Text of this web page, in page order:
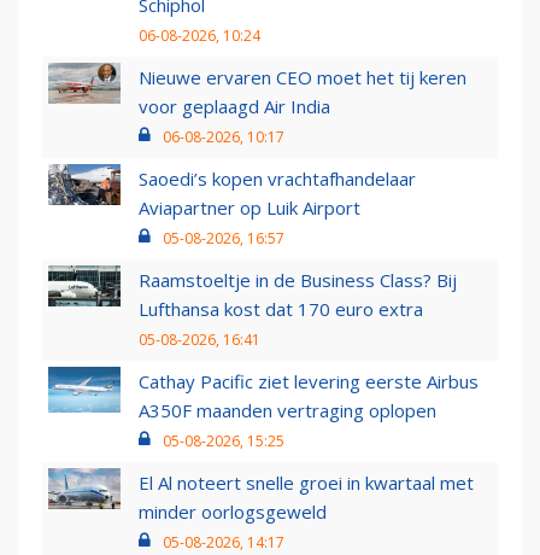
Schiphol
06-08-2026, 10:24
Nieuwe ervaren CEO moet het tij keren
voor geplaagd Air India
06-08-2026, 10:17
Saoedi’s kopen vrachtafhandelaar
Aviapartner op Luik Airport
05-08-2026, 16:57
Raamstoeltje in de Business Class? Bij
Lufthansa kost dat 170 euro extra
05-08-2026, 16:41
Cathay Pacific ziet levering eerste Airbus
A350F maanden vertraging oplopen
05-08-2026, 15:25
El Al noteert snelle groei in kwartaal met
minder oorlogsgeweld
05-08-2026, 14:17